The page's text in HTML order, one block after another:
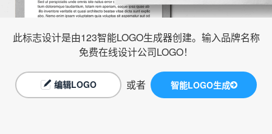
此标志设计是由123智能LOGO生成器创建。输入品牌名称
免费在线设计公司LOGO！
编辑LOGO 或者 智能LOGO生成